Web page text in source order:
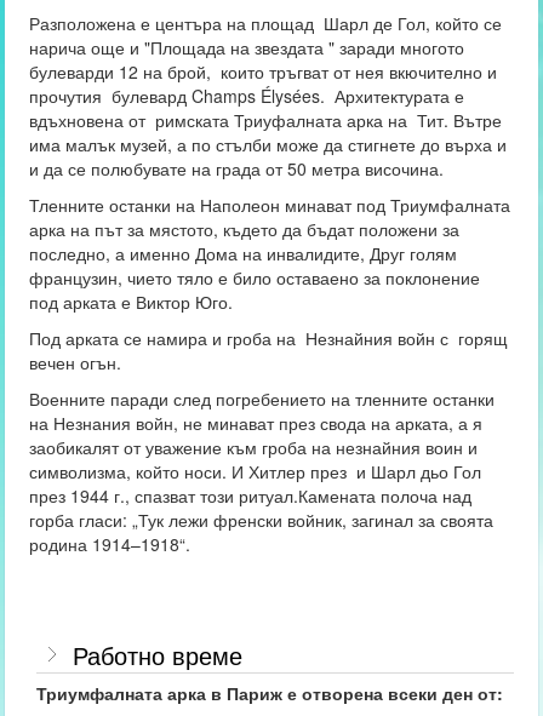
Разположена е центъра на площад Шарл де Гол, който се
нарича още и "Площада на звездата " заради многото
булеварди 12 на брой, които тръгват от нея вкючително и
прочутия булевард Champs Élysées. Архитектурата е
вдъхновена от римската Триуфалната арка на Тит. Вътре
има малък музей, а по стълби може да стигнете до върха и
и да се полюбувате на града от 50 метра височина.
Тленните останки на Наполеон минават под Триумфалната
арка на път за мястото, където да бъдат положени за
последно, а именно Дома на инвалидите, Друг голям
французин, чието тяло е било оставаено за поклонение
под арката е Виктор Юго.
Под арката се намира и гроба на Незнайния войн с горящ
вечен огън.
Военните паради след погребението на тленните останки
на Незнания войн, не минават през свода на арката, а я
заобикалят от уважение към гроба на незнайния воин и
символизма, който носи. И Хитлер през и Шарл дьо Гол
през 1944 г., спазват този ритуал.Камената полоча над
горба гласи: „Тук лежи френски войник, загинал за своята
родина 1914–1918“.
Работно време
Триумфалната арка в Париж е отворена всеки ден от: